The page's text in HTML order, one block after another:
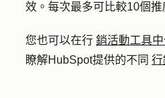
效。每次最多可比較10個推
您也可以在行 銷活動工具中
瞭解HubSpot提供的不同 行